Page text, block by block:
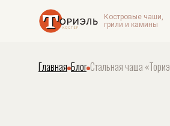
Костровые чаши,
грили и камины
Главная Блог Стальная чаша